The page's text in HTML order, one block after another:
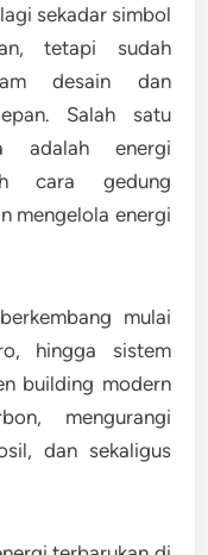
sekadar simbol
tetapi sudah
desain dan
Salah satu
adalah energi
cara gedung
mengelola energi
mulai
hingga sistem
building modern
mengurangi
dan sekaligus